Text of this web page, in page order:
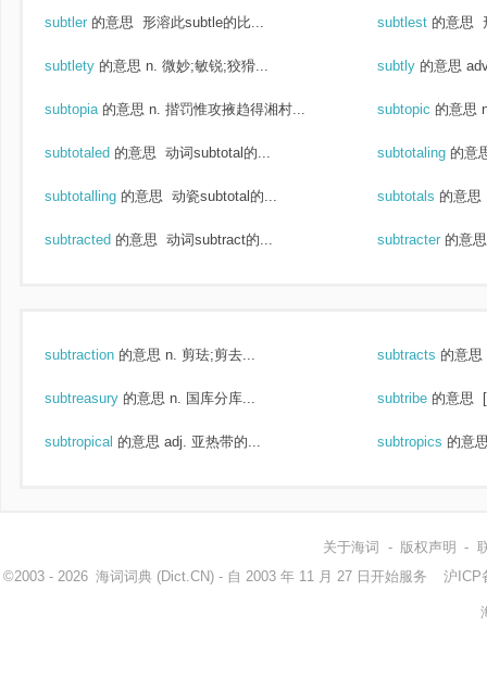
subtler 的意思 形溶此subtle的比... subtlest 的意思
subtlety 的意思 n. 微妙;敏锐;狡猾... subtly 的意思
subtopia 的意思 n. 揩罚惟攻掖趋得湘村... subtopic 的意思
subtotaled 的意思 动词subtotal的... subtotaling 的意
subtotalling 的意思 动瓷subtotal的... subtotals 的意思
subtracted 的意思 动词subtract的... subtracter 的意思
subtraction 的意思 n. 剪珐;剪去... subtracts 的意思
subtreasury 的意思 n. 国库分库... subtribe 的意思
subtropical 的意思 adj. 亚热带的... subtropics 的意
关于海词 - 版权声明 -
©2003 - 2026 海词词典 (Dict.CN) - 自 2003 年 11 月 27 日开始服务 沪ICP